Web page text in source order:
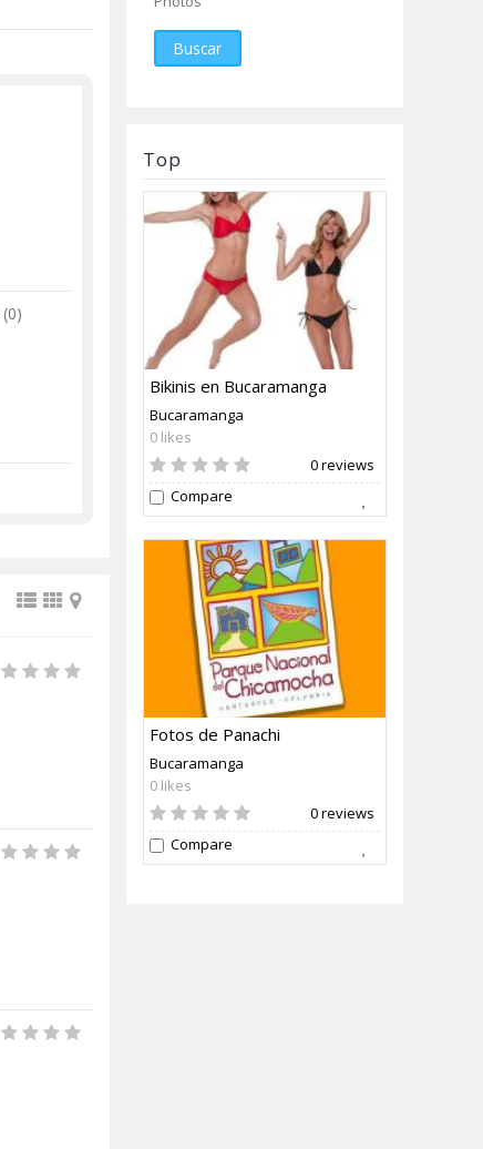
Buscar
Top
Bikinis en Bucaramanga
Bucaramanga
0 likes
0 reviews
Compare
Fotos de Panachi
Bucaramanga
0 likes
0 reviews
Compare
(0)